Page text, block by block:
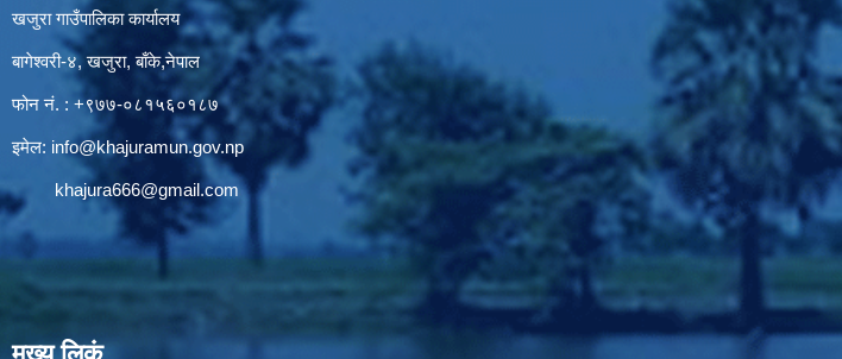
खजुरा गाउँपालिका कार्यालय
बागेश्वरी-४, खजुरा, बाँके,नेपाल
फोन नं. : +९७७-०८१५६०१८७
इमेल: info@khajuramun.gov.np
khajura666@gmail.com